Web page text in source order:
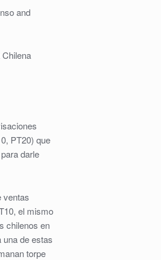
and
PT20) que
darle
ventas
el mismo
chilenos en
de estas
torpe